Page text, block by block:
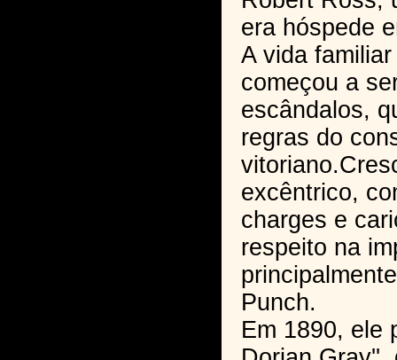
era hóspede
A vida
começou a
escândalos,
regras do
excêntrico,
charges e
respeito na
Punch.
Em 1890, ele